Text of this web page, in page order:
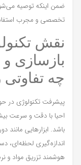
ضمن اینکه توصیه
تخصصی و مجرب استفاده
نقش
بازسازی
چه
پیشرفت تکنولوژی در
احیا با دقت و سرعت
باشد. ابزارهایی
اندازه‌گیری لحظه‌ای،
هوشمند تزریق مواد و